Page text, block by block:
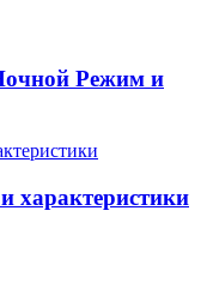
Режим и
характеристики